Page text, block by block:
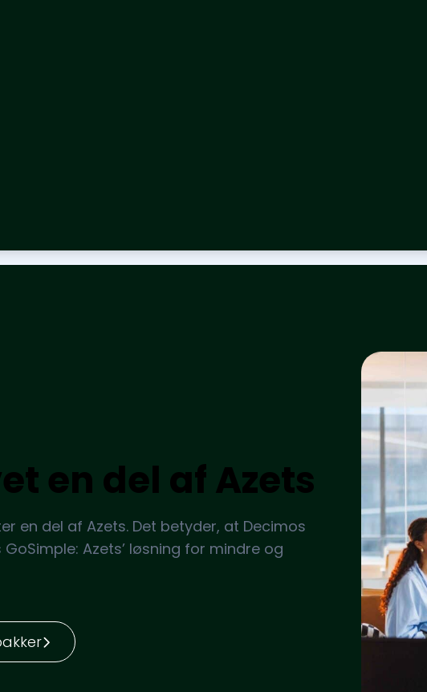
en del af Azets
en del af Azets. Det betyder, at Decimos
Azets’ løsning for mindre og